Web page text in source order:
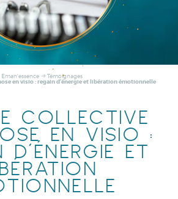
Eman'essence Témoignages
en visio : regain d'énergie et libération émotionnelle
COLLECTIVE
EN VISIO :
D'ÉNERGIE ET